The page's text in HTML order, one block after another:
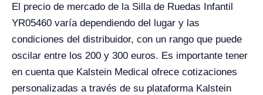
El precio de mercado de la Silla de Ruedas Infantil
YR05460 varía dependiendo del lugar y las
condiciones del distribuidor, con un rango que puede
oscilar entre los 200 y 300 euros. Es importante tener
en cuenta que Kalstein Medical ofrece cotizaciones
personalizadas a través de su plataforma Kalstein